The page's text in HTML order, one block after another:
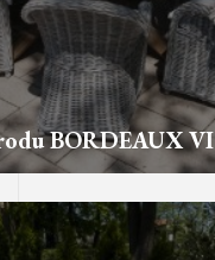
BORDEAUX VI